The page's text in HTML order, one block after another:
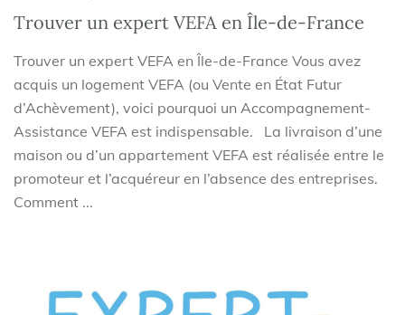
Trouver un expert VEFA en Île-de-France
Trouver un expert VEFA en Île-de-France Vous avez
acquis un logement VEFA (ou Vente en État Futur
d’Achèvement), voici pourquoi un Accompagnement-
Assistance VEFA est indispensable. La livraison d’une
maison ou d’un appartement VEFA est réalisée entre le
promoteur et l’acquéreur en l’absence des entreprises.
Comment ...